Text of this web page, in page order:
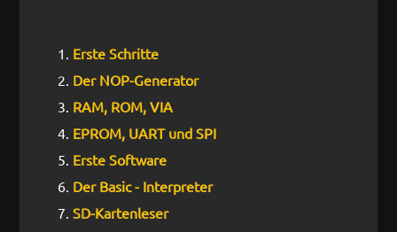
Erste Schritte
Der NOP-Generator
RAM, ROM, VIA
EPROM, UART und SPI
Erste Software
Der Basic - Interpreter
SD-Kartenleser